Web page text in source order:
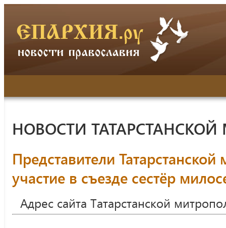
НОВОСТИ
Представители
участие в съезде сестёр
Адрес сайта Татарстанской